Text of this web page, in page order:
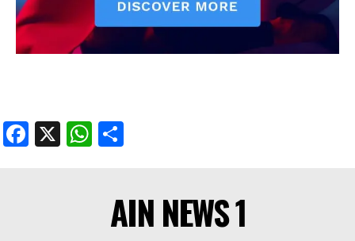
Facebook
X WhatsApp
AIN NEWS 1